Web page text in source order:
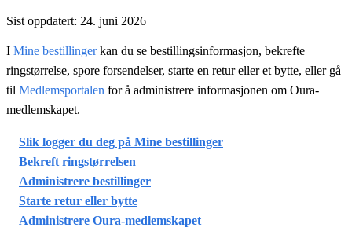
Sist oppdatert: 24. juni 2026
I Mine bestillingerkan du se bestillingsinformasjon, bekrefte
ringstørrelse, spore forsendelser, starte en retur eller et bytte, eller gå
til Medlemsportalen for å administrere informasjonen om Oura-
medlemskapet.
Slik logger du deg på Mine bestillinger
Bekreft ringstørrelsen
Administrere bestillinger
Starte retur eller bytte
Administrere Oura-medlemskapet